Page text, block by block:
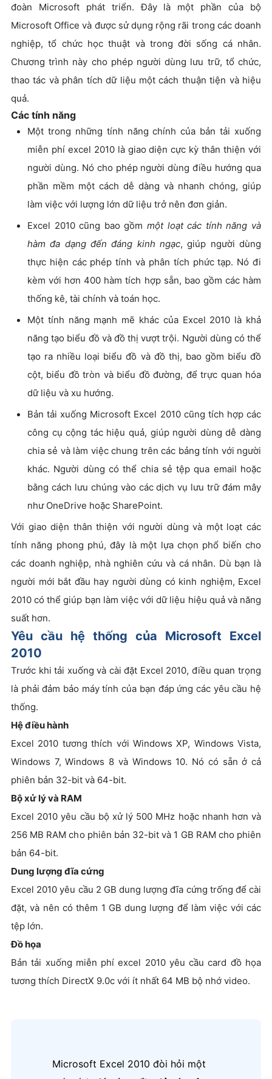
đoàn Microsoft phát triển. Đây là một phần của bộ
Microsoft Office và được sử dụng rộng rãi trong các doanh
nghiệp, tổ chức học thuật và trong đời sống cá nhân.
Chương trình này cho phép người dùng lưu trữ, tổ chức,
thao tác và phân tích dữ liệu một cách thuận tiện và hiệu
quả.
Các tính năng
Một trong những tính năng chính của bản tải xuống
miễn phí excel 2010 là giao diện cực kỳ thân thiện với
người dùng. Nó cho phép người dùng điều hướng qua
phần mềm một cách dễ dàng và nhanh chóng, giúp
làm việc với lượng lớn dữ liệu trở nên đơn giản.
Excel 2010 cũng bao gồm một loạt các tính năng và
hàm đa dạng đến đáng kinh ngạc, giúp người dùng
thực hiện các phép tính và phân tích phức tạp. Nó đi
kèm với hơn 400 hàm tích hợp sẵn, bao gồm các hàm
thống kê, tài chính và toán học.
Một tính năng mạnh mẽ khác của Excel 2010 là khả
năng tạo biểu đồ và đồ thị vượt trội. Người dùng có thể
tạo ra nhiều loại biểu đồ và đồ thị, bao gồm biểu đồ
cột, biểu đồ tròn và biểu đồ đường, để trực quan hóa
dữ liệu và xu hướng.
Bản tải xuống Microsoft Excel 2010 cũng tích hợp các
công cụ cộng tác hiệu quả, giúp người dùng dễ dàng
chia sẻ và làm việc chung trên các bảng tính với người
khác. Người dùng có thể chia sẻ tệp qua email hoặc
bằng cách lưu chúng vào các dịch vụ lưu trữ đám mây
như OneDrive hoặc SharePoint.
Với giao diện thân thiện với người dùng và một loạt các
tính năng phong phú, đây là một lựa chọn phổ biến cho
các doanh nghiệp, nhà nghiên cứu và cá nhân. Dù bạn là
người mới bắt đầu hay người dùng có kinh nghiệm, Excel
2010 có thể giúp bạn làm việc với dữ liệu hiệu quả và năng
suất hơn.
Yêu cầu hệ thống của Microsoft Excel
2010
Trước khi tải xuống và cài đặt Excel 2010, điều quan trọng
là phải đảm bảo máy tính của bạn đáp ứng các yêu cầu hệ
thống.
Hệ điều hành
Excel 2010 tương thích với Windows XP, Windows Vista,
Windows 7, Windows 8 và Windows 10. Nó có sẵn ở cả
phiên bản 32-bit và 64-bit.
Bộ xử lý và RAM
Excel 2010 yêu cầu bộ xử lý 500 MHz hoặc nhanh hơn và
256 MB RAM cho phiên bản 32-bit và 1 GB RAM cho phiên
bản 64-bit.
Dung lượng đĩa cứng
Excel 2010 yêu cầu 2 GB dung lượng đĩa cứng trống để cài
đặt, và nên có thêm 1 GB dung lượng để làm việc với các
tệp lớn.
Đồ họa
Bản tải xuống miễn phí excel 2010 yêu cầu card đồ họa
tương thích DirectX 9.0c với ít nhất 64 MB bộ nhớ video.
Microsoft Excel 2010 đòi hỏi một